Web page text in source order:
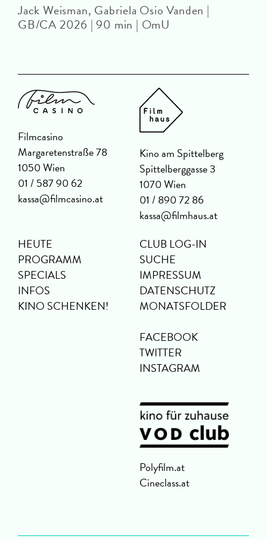
Jack Weisman, Gabriela Osio Vanden |
GB/CA 2026 | 90 min | OmU
Filmcasino
Margaretenstraße 78
1050 Wien
01 / 587 90 62
kassa@filmcasino.at
Kino am Spittelberg
Spittelberggasse 3
1070 Wien
01 / 890 72 86
kassa@filmhaus.at
HEUTE
PROGRAMM
SPECIALS
INFOS
KINO SCHENKEN!
CLUB LOG-IN
SUCHE
IMPRESSUM
DATENSCHUTZ
MONATSFOLDER
FACEBOOK
TWITTER
INSTAGRAM
Polyfilm.at
Cineclass.at